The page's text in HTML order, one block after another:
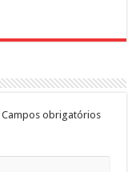
Campos obrigatórios